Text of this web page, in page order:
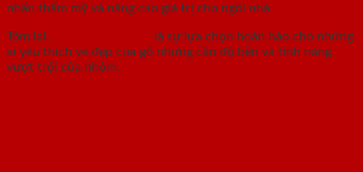
nhấn thẩm mỹ và nâng cao giá trị cho ngôi nhà.
Tóm lại,
là sự lựa chọn hoàn hảo cho những
ai yêu thích vẻ đẹp của gỗ nhưng cần độ bền và tính năng
vượt trội của nhôm.